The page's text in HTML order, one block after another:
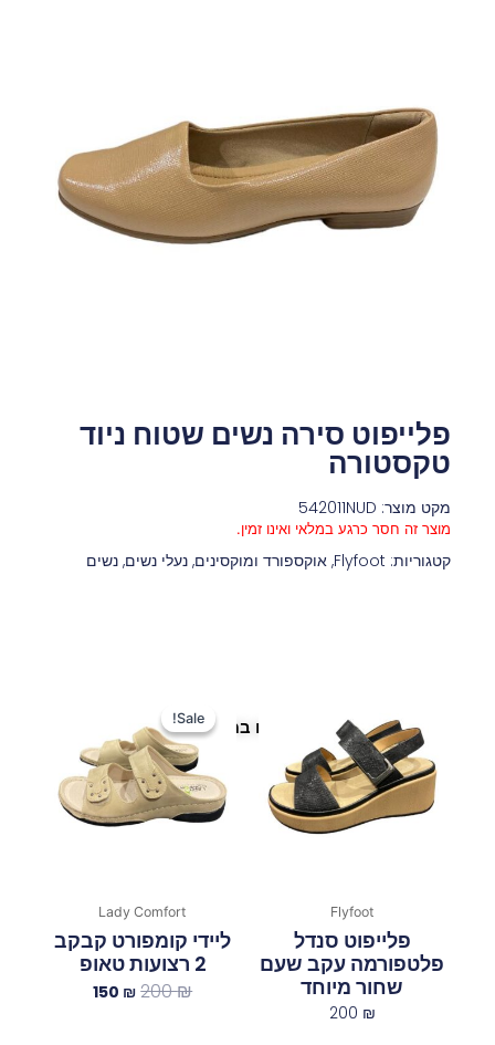
פלייפוט סירה נשים שטוח ניוד
טקסטורה
מקט מוצר: 542011NUD
מוצר זה חסר כרגע במלאי ואינו זמין.
קטגוריות: Flyfoot
, אוקספורד ומוקסינים, נעלי נשים, נשים
פריטים נוספים במיוחד בשבילך
Flyfoot
פלייפוט סנדל
פלטפורמה עקב שעם
שחור מיוחד
200 ₪
Sale!
Sale!
Lady Comfort
ליידי קומפורט קבקב
2 רצועות טאופ
200₪
היה:
200 ₪.
150 ₪
150 ₪.